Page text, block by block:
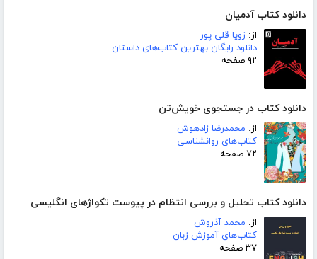
دانلود کتاب آدمیان
از: زویا قلی پور
دانلود رایگان بهترین کتاب‌های داستان
۹۲ صفحه
دانلود کتاب در جستجوی خویش‌تن
از: محمدرضا زادهوش
کتاب‌های روانشناسی
۷۲ صفحه
دانلود کتاب تحلیل و بررسی انتظام در پیوست تکواژهای انگلیسی
از: محمد آذروش
کتاب‌های آموزش زبان
۳۷ صفحه